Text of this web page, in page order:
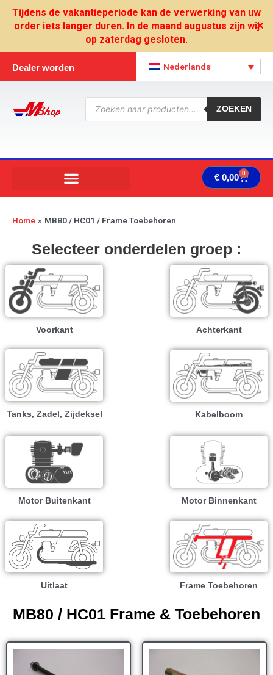
Tijdens de vakantieperiode kan de verwerking van uw
order iets langer duren. In de maand augustus zijn wij
op zaterdag gesloten.
✕
Dealer worden Nederlands
Producten
zoeken
ZOEKEN
€ 0,00 0
Home MB80 / HC01 / Frame Toebehoren
Selecteer onderdelen groep :
Voorkant Achterkant
Tanks, Zadel, Zijdeksel Kabelboom
Motor Buitenkant Motor Binnenkant
Uitlaat Frame Toebehoren
MB80 / HC01 Frame & Toebehoren